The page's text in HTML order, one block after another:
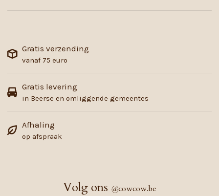
Gratis verzending
vanaf 75 euro
Gratis levering
in Beerse en omliggende gemeentes
Afhaling
op afspraak
Volg ons @cowcow.be